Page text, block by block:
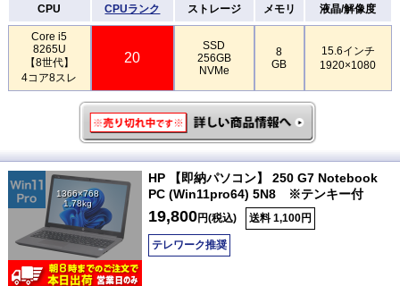
CPU CPUランク ストレージ メモリ 液晶/解像度
Core i5
8265U
【8世代】
4コア8スレ
20
SSD
256GB
NVMe
8
GB
15.6インチ
1920×1080
1366×768
1.78kg
HP 【即納パソコン】 250 G7 Notebook
PC (Win11pro64) 5N8 ※テンキー付
19,800円(税込) 送料 1,100円
テレワーク推奨